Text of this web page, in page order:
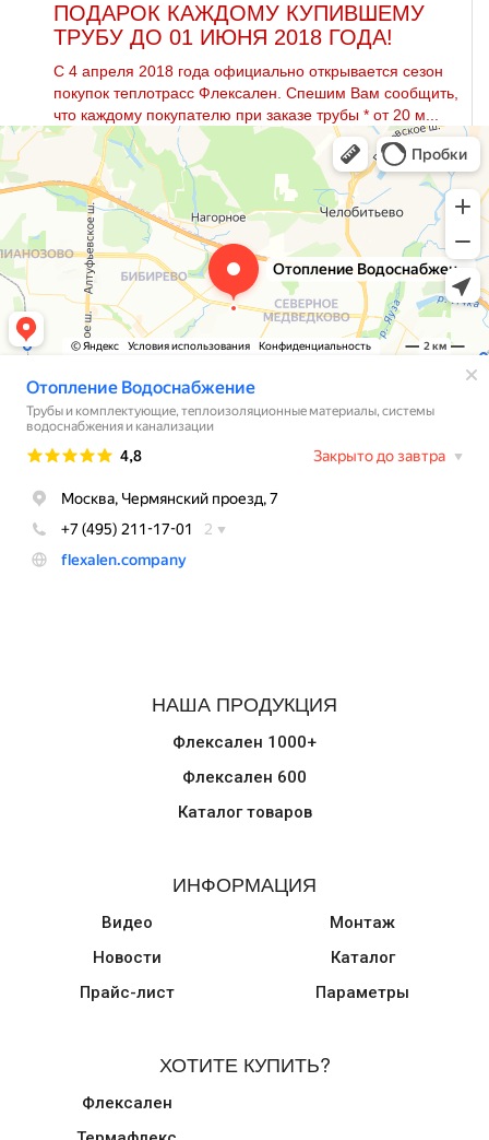
ПОДАРОК КАЖДОМУ КУПИВШЕМУ
ТРУБУ ДО 01 ИЮНЯ 2018 ГОДА!
С 4 апреля 2018 года официально открывается сезон
покупок тeплoтpaсс Флексален. Спешим Вам сообщить,
что каждoму покупателю при заказе тpубы * от 20 м...
НАША ПРОДУКЦИЯ
Флексален 1000+
Флексален 600
Каталог товаров
ИНФОРМАЦИЯ
Видео
Новости
Прайс-лист
Монтаж
Каталог
Параметры
ХОТИТЕ КУПИТЬ?
Флексален